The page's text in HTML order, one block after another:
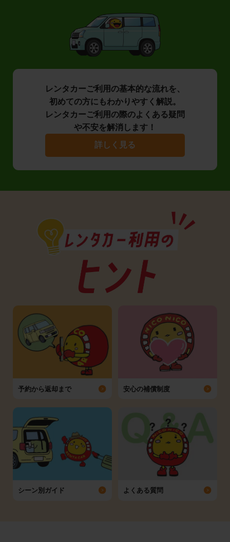
レンタカーご利用の基本的な流れを、
初めての方にもわかりやすく解説。
レンタカーご利用の際のよくある疑問
や不安を解消します！
詳しく見る
予約から返却まで 安心の補償制度
シーン別ガイド よくある質問